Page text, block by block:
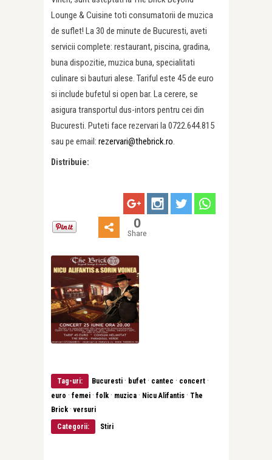
Lounge & Cuisine toti consumatorii de muzica
de suflet! La 30 de minute de Bucuresti, aveti
servicii complete: restaurant, piscina, gradina,
buna dispozitie, muzica buna, specialitati
culinare si bauturi alese. Tariful este 45 de euro
si include bufetul si open bar. La cerere, se
asigura transportul dus-intors pentru cei din
Bucuresti. Puteti face rezervari la 0722.644.815
sau pe email: rezervari@thebrick.ro.
Distribuie:
0
Share
Tag-uri: Bucuresti · bufet · cantec · concert ·
euro · femei · folk · muzica · Nicu Alifantis · The
Brick ·versuri
Categorii:
Stiri